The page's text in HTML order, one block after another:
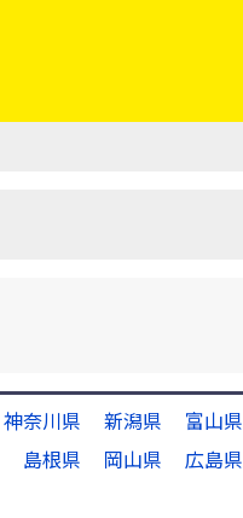
神奈川県 新潟県 富山県
島根県 岡山県 広島県